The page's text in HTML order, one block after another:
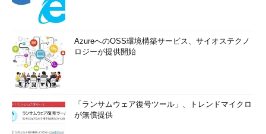
AzureへのOSS環境構築サービス、サイオステクノ
ロジーが提供開始
「ランサムウェア復号ツール」、トレンドマイクロ
が無償提供